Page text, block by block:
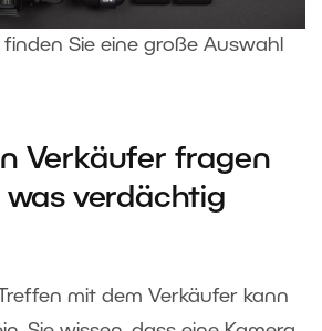
Sie eine große Auswahl
Verkäufer fragen
was verdächtig
mit dem Verkäufer kann